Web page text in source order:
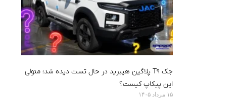
جک T9 پلاگین هیبرید در حال تست دیده شد؛ متولی
این پیکاپ کیست؟
۱۵ مرداد ۱۴۰۵